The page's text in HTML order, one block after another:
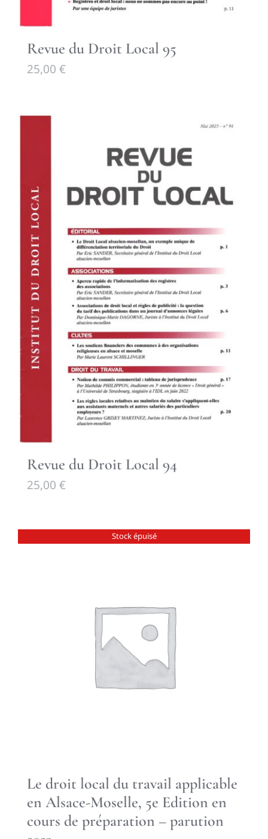
Revue du Droit Local 95
25,00 €
Revue du Droit Local 94
25,00 €
Stock épuisé
Le droit local du travail applicable
en Alsace-Moselle, 5e Edition en
cours de préparation – parution